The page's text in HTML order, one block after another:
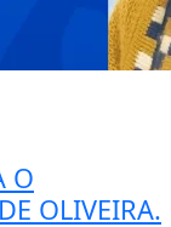
O
OLIVEIRA.